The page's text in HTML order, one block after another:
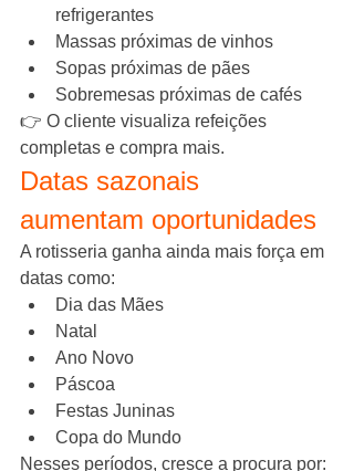
refrigerantes
Massas próximas de vinhos
Sopas próximas de pães
Sobremesas próximas de cafés
👉 O cliente visualiza refeições
completas e compra mais.
Datas sazonais
aumentam oportunidades
A rotisseria ganha ainda mais força em
datas como:
Dia das Mães
Natal
Ano Novo
Páscoa
Festas Juninas
Copa do Mundo
Nesses períodos, cresce a procura por: